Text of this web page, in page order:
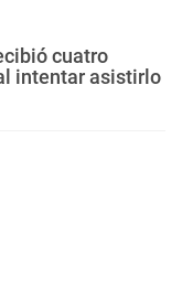
cuatro
intentar asistirlo